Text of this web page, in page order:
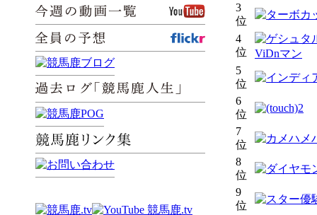
3
位
4
位
5
位
6
位
7
位
8
位
9
位